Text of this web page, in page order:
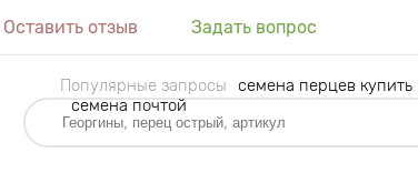
Оставить отзыв Задать вопрос
Популярные запросы
семена перцев купить
семена почтой